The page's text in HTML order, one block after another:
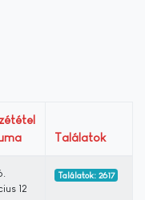
Találatok
12
Találatok: 2617